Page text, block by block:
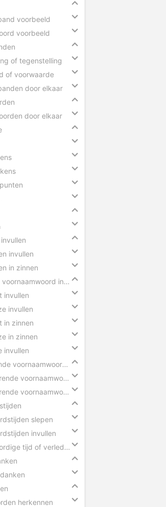
voorbeeld
voorbeeld
of tegenstelling
of voorwaarde
door elkaar
door elkaar
invullen
in zinnen
aanwijzend voornaamwoord invullen
invullen
invullen
in zinnen
in zinnen
invullen
wederkerende voornaamwoorden invullen
wederkerende voornaamwoorden
wederkerende voornaamwoorden in zinnen
slepen
invullen
tegenwoordige tijd of verleden tijd
herkennen